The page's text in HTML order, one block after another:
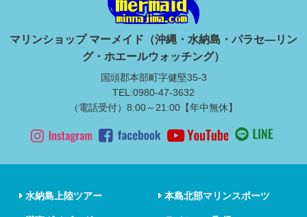
マリンショップ マーメイド（沖縄・水納島・パラセ―リン
グ・ホエールウォッチング）
国頭郡本部町字健堅35-3
TEL:0980-47-3632
（電話受付）8:00～21:00【年中無休】
水納島上陸ツアー 本島北部マリンスポーツ